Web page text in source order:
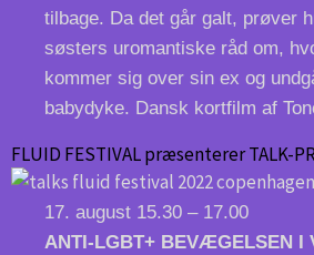
tilbage. Da det går galt, prøver
søsters uromantiske råd om,
kommer sig over sin ex og
babydyke. Dansk kortfilm af
FLUID FESTIVAL præsenterer TALK-
17. august 15.30 – 17.00
ANTI-LGBT+ BEVÆGELSEN I